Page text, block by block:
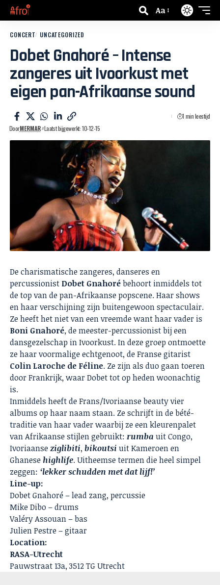
Aa
CONCERT UNCATEGORIZED
Dobet Gnahoré – Intense
zangeres uit Ivoorkust met
eigen pan-Afrikaanse sound
DoorMERMAR Laatst bijgewerkt: 10-12-15
1 min leestijd
De charismatische zangeres, danseres en
percussionist Dobet Gnahorébehoort inmiddels tot
de top van de pan-Afrikaanse popscene. Haar shows
en haar verschijning zijn buitengewoon spectaculair.
Ze heeft het niet van een vreemde want haar vader is
Boni Gnahoré, de meester-percussionist bij een
dansgezelschap in Ivoorkust. In deze groep ontmoette
ze haar voormalige echtgenoot, de Franse gitarist
Colin Laroche de Féline. Ze zijn als duo gaan toeren
door Frankrijk, waar Dobet tot op heden woonachtig
is.
Inmiddels heeft de Frans/Ivoriaanse beauty vier
albums op haar naam staan. Ze schrijft in de bété-
traditie van haar vader waarbij ze een kleurenpalet
van Afrikaanse stijlen gebruikt: rumba uit Congo,
Ivoriaanseziglibiti, bikoutsi uit Kameroen en
Ghanese highlife. Uitheemse termen die heel simpel
zeggen: ‘lekker schudden met dat lijf!’
Line-up:
Dobet Gnahoré – lead zang, percussie
Mike Dibo – drums
Valéry Assouan – bas
Julien Pestre – gitaar
Location:
RASA-Utrecht
Pauwstraat 13a, 3512 TG Utrecht